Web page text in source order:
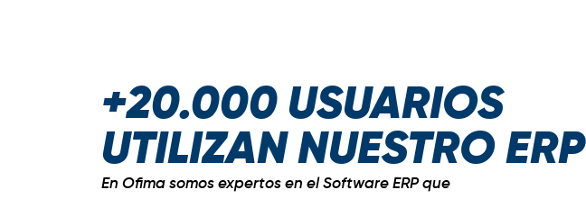
+20.000 USUARIOS
UTILIZAN NUESTRO ERP
En Ofima somos expertos en el Software ERP que